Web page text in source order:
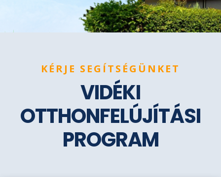
KÉRJE SEGÍTSÉGÜNKET
VIDÉKI
OTTHONFELÚJÍTÁSI
PROGRAM